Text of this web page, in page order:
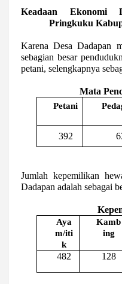
Keadaan Ekonomi
Pringkuku
Karena DesaDadapan
sebagian besar
petani, selengkapnya
Mata
Petani
392
Jumlah kepemilikan
Dadapan adalah sebagai
Aya
m/iti
k
Kamb
ing
482 128